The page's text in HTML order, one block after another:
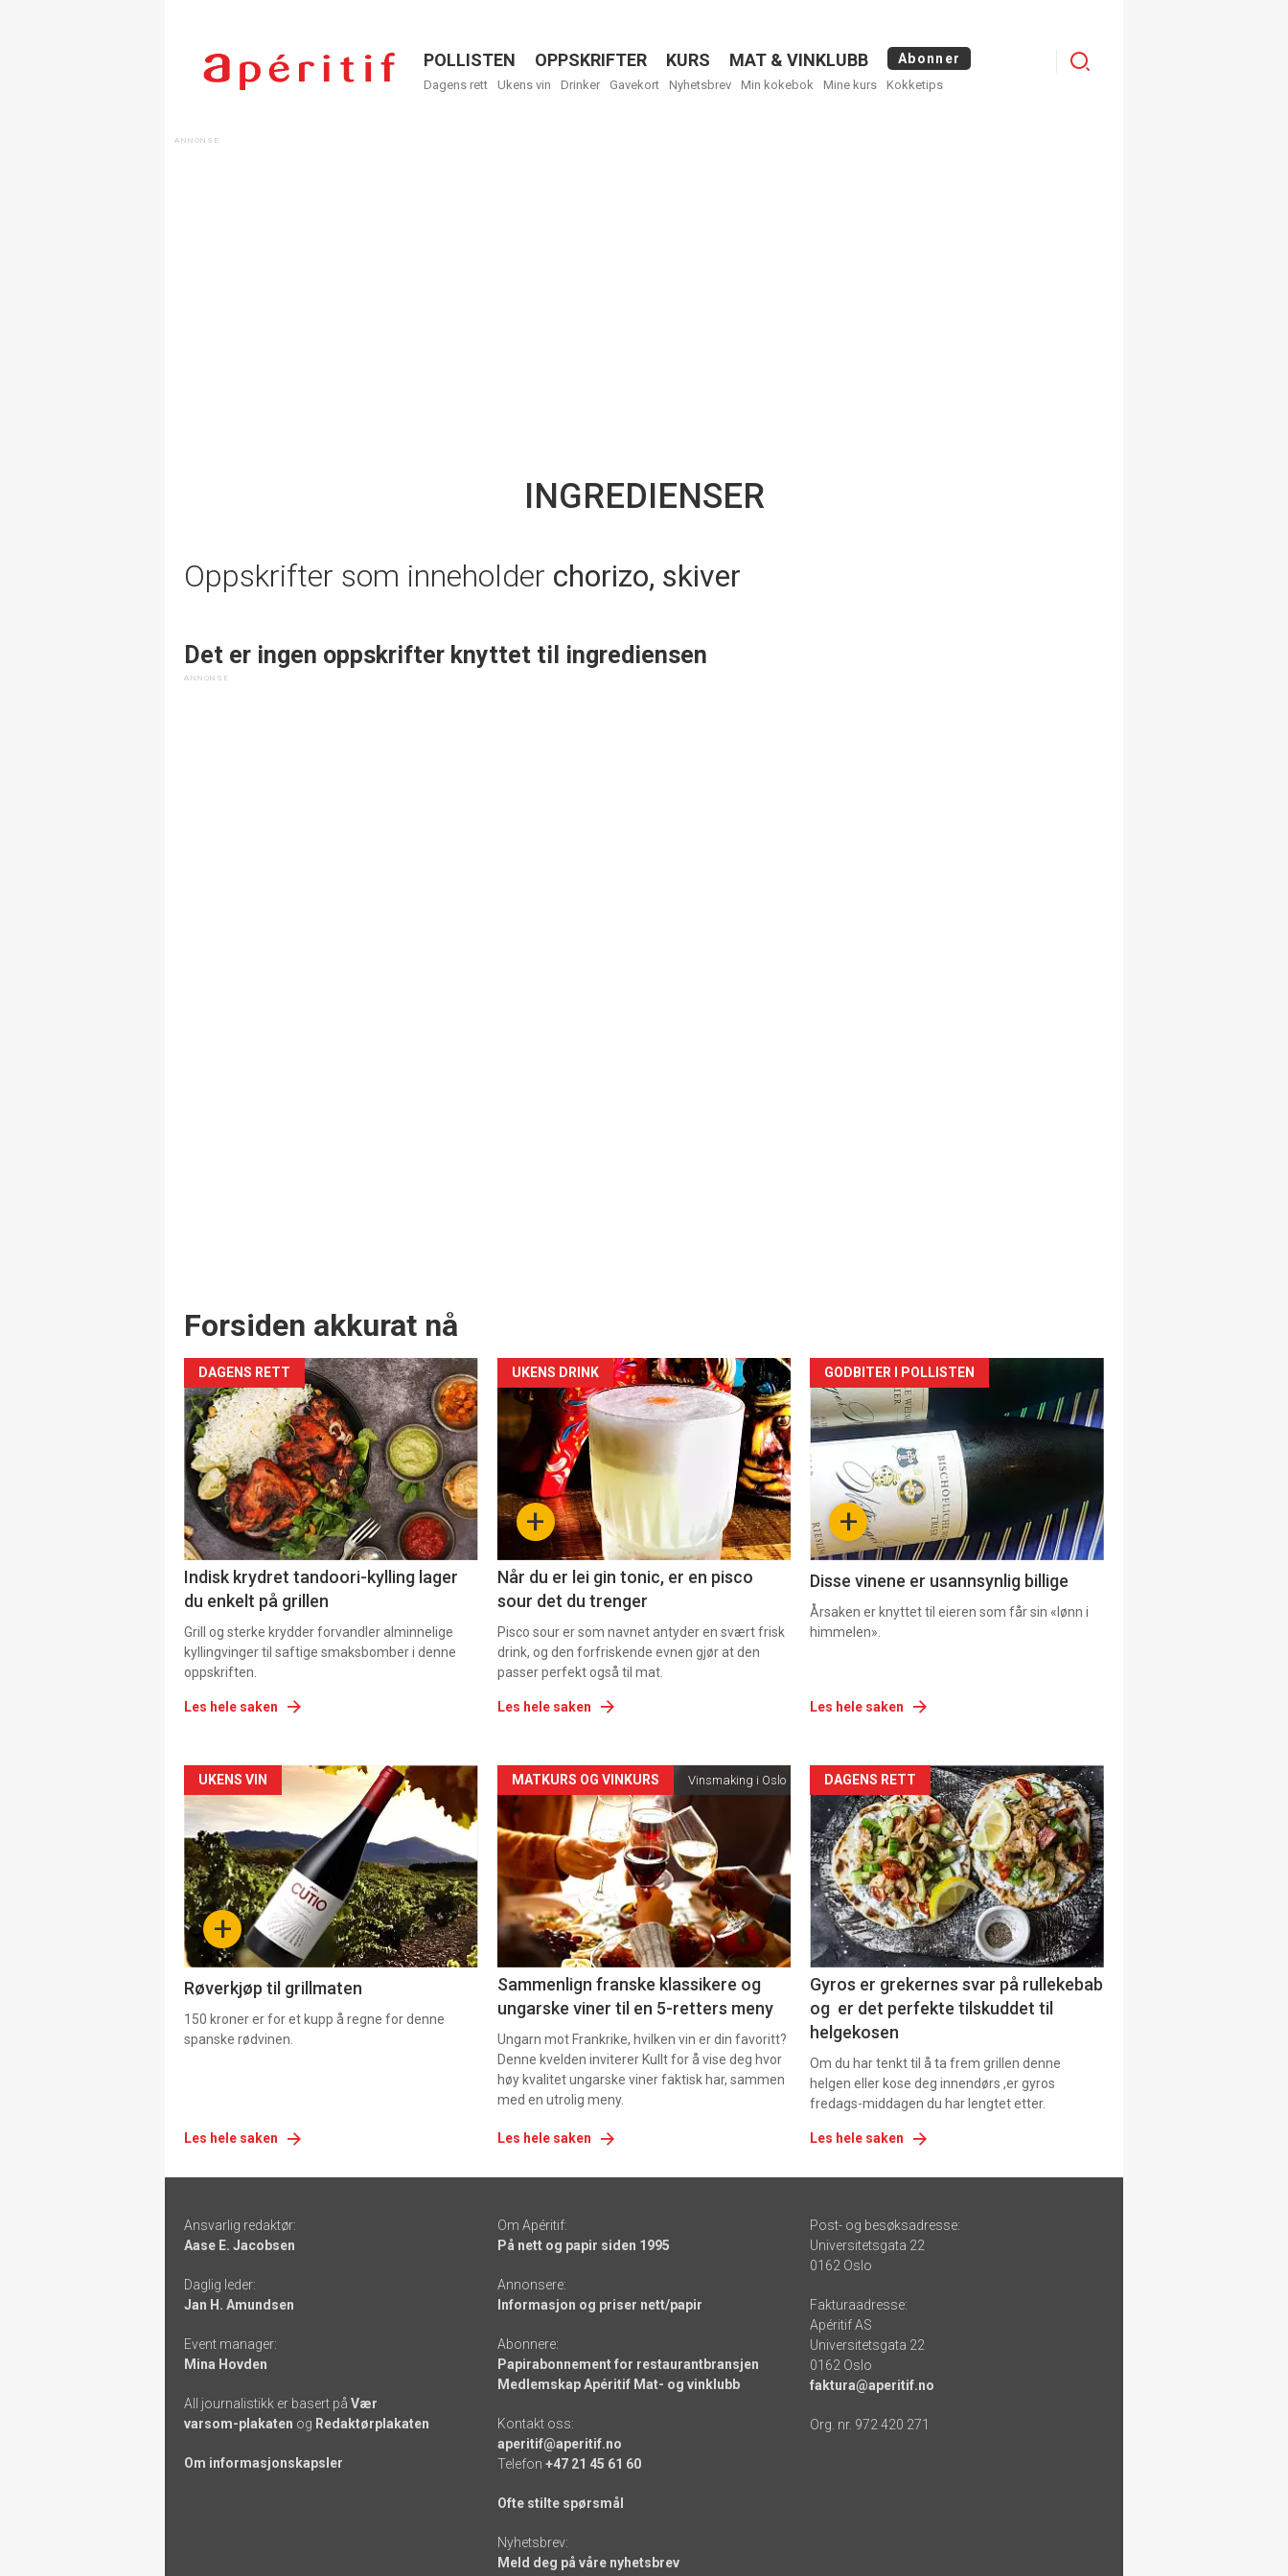
Menu
POLLISTEN OPPSKRIFTER KURS MAT & VINKLUBB Abonner
Dagens rett Ukens vin Drinker Gavekort Nyhetsbrev Min kokebok Mine kurs Kokketips
Logg
INGREDIENSER
Oppskrifter som inneholder chorizo, skiver
Det er ingen oppskrifter knyttet til ingrediensen
Forsiden akkurat nå
DAGENS RETT
Indisk krydret tandoori-kylling lager
du enkelt på grillen
Grill og sterke krydder forvandler alminnelige
kyllingvinger til saftige smaksbomber i denne
oppskriften.
Les hele saken
Forsiden
akkurat
nå
-
+
UKENS DRINK
Når du er lei gin tonic, er en pisco
sour det du trenger
Pisco sour er som navnet antyder en svært frisk
drink, og den forfriskende evnen gjør at den
passer perfekt også til mat.
Les hele saken
Forsiden
akkurat
nå
3 +
GODBITER I POLLISTEN
Disse vinene er usannsynlig billige
Årsaken er knyttet til eieren som får sin «lønn i
himmelen».
Les hele saken
Forsiden
akkurat
nå
-
4 +
UKENS VIN
Røverkjøp til grillmaten
150 kroner er for et kupp å regne for denne
spanske rødvinen.
Les hele saken
Forsiden
akkurat
nå
-
5
MATKURS OG VINKURS Vinsmaking i Oslo
Sammenlign franske klassikere og
ungarske viner til en 5-retters meny
Ungarn mot Frankrike, hvilken vin er din favoritt?
Denne kvelden inviterer Kullt for å vise deg hvor
høy kvalitet ungarske viner faktisk har, sammen
med en utrolig meny.
Les hele saken
Forsiden
akkurat
nå
-
6
DAGENS RETT
Gyros er grekernes svar på rullekebab
og er det perfekte tilskuddet til
helgekosen
Om du har tenkt til å ta frem grillen denne
helgen eller kose deg innendørs ,er gyros
fredags-middagen du har lengtet etter.
Les hele saken
-
links
Ansvarlig redaktør:
Aase E. Jacobsen
Daglig leder:
Jan H. Amundsen
Event manager:
Mina Hovden
All journalistikk er basert på Vær
varsom-plakaten og Redaktørplakaten
Om informasjonskapsler
Om Apéritif:
På nett og papir siden 1995
Annonsere:
Informasjon og priser nett/papir
Abonnere:
Papirabonnement for restaurantbransjen
Medlemskap Apéritif Mat- og vinklubb
Kontakt oss:
aperitif@aperitif.no
Telefon +47 21 45 61 60
Ofte stilte spørsmål
Nyhetsbrev:
Meld deg på våre nyhetsbrev
Post- og besøksadresse:
Universitetsgata 22
0162 Oslo
Fakturaadresse:
Apéritif AS
Universitetsgata 22
0162 Oslo
faktura@aperitif.no
Org. nr. 972 420 271